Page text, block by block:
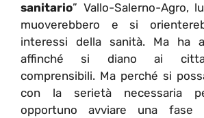
sanitario” Vallo-Salerno-Agro,
muoverebbero e si
interessi della sanità. Ma ha
affinché si diano ai
comprensibili. Ma perché si
con la serietà necessaria
opportuno avviare una